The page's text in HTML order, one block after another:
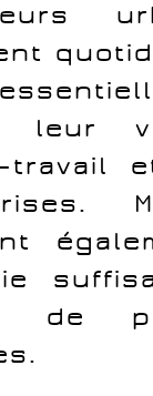
leur
de